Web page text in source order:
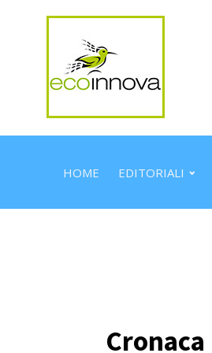
HOME EDITORIALI
Cronaca